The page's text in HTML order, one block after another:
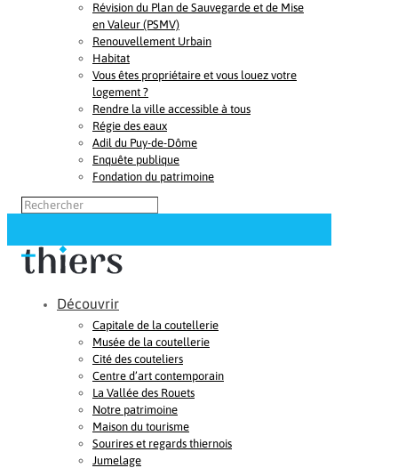
Révision du Plan de Sauvegarde et de Mise
en Valeur (PSMV)
Renouvellement Urbain
Habitat
Vous êtes propriétaire et vous louez votre
logement ?
Rendre la ville accessible à tous
Régie des eaux
Adil du Puy-de-Dôme
Enquête publique
Fondation du patrimoine
Découvrir
Capitale de la coutellerie
Musée de la coutellerie
Cité des couteliers
Centre d’art contemporain
La Vallée des Rouets
Notre patrimoine
Maison du tourisme
Sourires et regards thiernois
Jumelage